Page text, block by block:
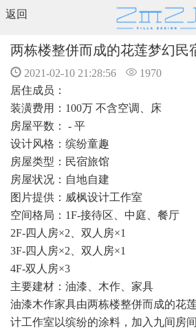
返回
两栋楼整併而成的花莲梦幻民
2021-02-10 21:28:56
1970
居住成员：
装潢费用：100万 不含空调、床
房屋平数： - 平
设计风格：缤纷童趣
房屋类型：民宿旅馆
房屋状况：自地自建
图片提供：威枫设计工作室
空间格局：1F-接待区、中庭、餐厅
2F-四人房×2、双人房×1
3F-四人房×2、双人房×1
4F-双人房×3
主要建材：油漆、木作、家具
油漆木作家具由两栋楼整併而成的花
计工作室以缤纷的涂料，加入九间房